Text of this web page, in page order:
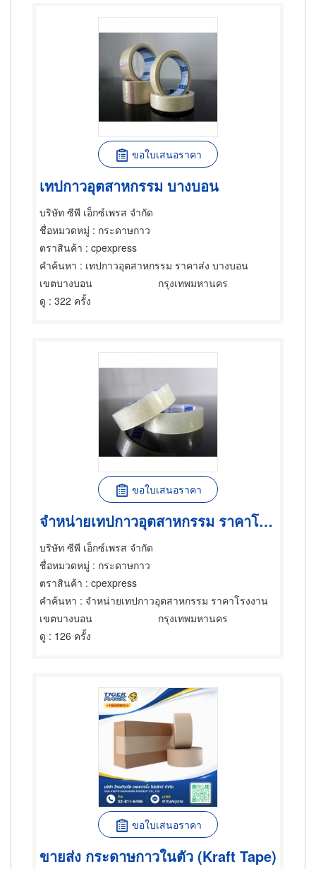
ขอใบเสนอราคา
เทปกาวอุตสาหกรรม บางบอน
บริษัท ซีพี เอ็กซ์เพรส จำกัด
ชื่อหมวดหมู่ : กระดาษกาว
ตราสินค้า : cpexpress
คำค้นหา : เทปกาวอุตสาหกรรม ราคาส่ง บางบอน
เขตบางบอน
กรุงเทพมหานคร
ดู : 322 ครั้ง
ขอใบเสนอราคา
จำหน่ายเทปกาวอุตสาหกรรม ราคาโรงงาน
บริษัท ซีพี เอ็กซ์เพรส จำกัด
ชื่อหมวดหมู่ : กระดาษกาว
ตราสินค้า : cpexpress
คำค้นหา : จำหน่ายเทปกาวอุตสาหกรรม ราคาโรงงาน
เขตบางบอน
กรุงเทพมหานคร
ดู : 126 ครั้ง
ขอใบเสนอราคา
ขายส่ง กระดาษกาวในตัว (Kraft Tape)